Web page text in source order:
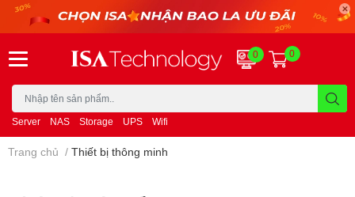
Server NAS Storage UPS Wifi
0 0
Trang chủ / Thiết bị thông minh